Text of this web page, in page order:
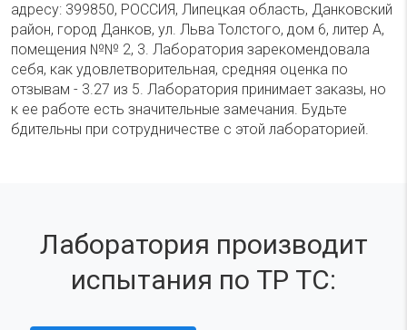
адресу: 399850, РОССИЯ, Липецкая область, Данковский
район, город Данков, ул. Льва Толстого, дом 6, литер А,
помещения №№ 2, 3. Лаборатория зарекомендовала
себя, как удовлетворительная, средняя оценка по
отзывам - 3.27 из 5. Лаборатория принимает заказы, но
к ее работе есть значительные замечания. Будьте
бдительны при сотрудничестве с этой лабораторией.
Лаборатория производит
испытания по ТР ТС: